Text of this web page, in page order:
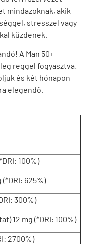
mindazoknak, akik
stresszel vagy
küzdenek.
A Man 50+
reggel fogyasztva.
és két hónapon
elegendő.
100%)
625%)
300%)
12 mg (*DRI: 100%)
2700%)